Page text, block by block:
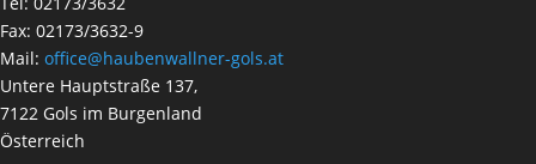
Fax: 02173/3632-9
Mail: office@haubenwallner-gols.at
Untere Hauptstraße 137,
7122 Gols im Burgenland
Österreich